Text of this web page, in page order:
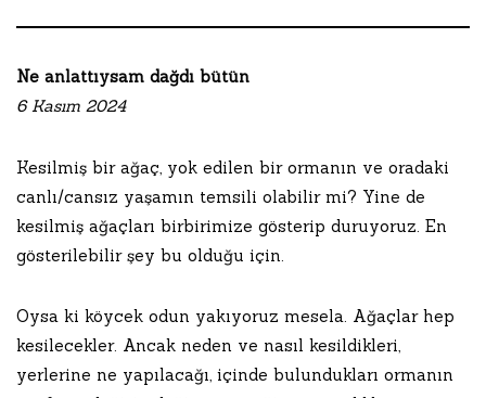
Ne anlattıysam dağdı bütün
6 Kasım 2024
Kesilmiş bir ağaç, yok edilen bir ormanın ve oradaki
canlı/cansız yaşamın temsili olabilir mi? Yine de
kesilmiş ağaçları birbirimize gösterip duruyoruz. En
gösterilebilir şey bu olduğu için.
Oysa ki köycek odun yakıyoruz mesela. Ağaçlar hep
kesilecekler. Ancak neden ve nasıl kesildikleri,
yerlerine ne yapılacağı, içinde bulundukları ormanın